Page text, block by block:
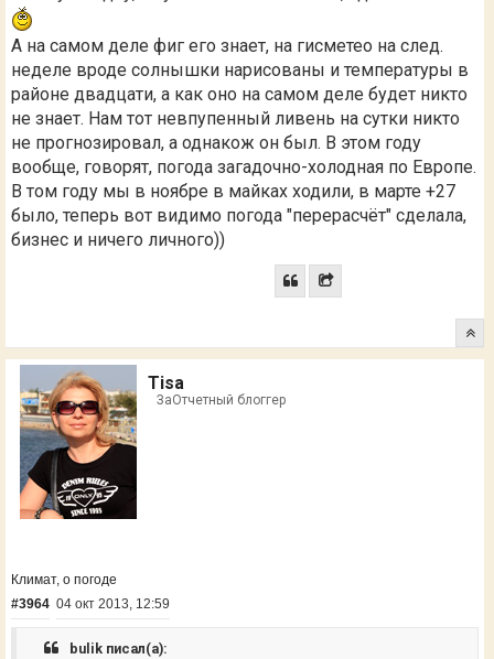
А на самом деле фиг его знает, на гисметео на след.
неделе вроде солнышки нарисованы и температуры в
районе двадцати, а как оно на самом деле будет никто
не знает. Нам тот невпупенный ливень на сутки никто
не прогнозировал, а однакож он был. В этом году
вообще, говорят, погода загадочно-холодная по Европе.
В том году мы в ноябре в майках ходили, в марте +27
было, теперь вот видимо погода "перерасчёт" сделала,
бизнес и ничего личного))
Tisa
ЗаОтчетный блоггер
Климат, о погоде
#3964 04 окт 2013, 12:59
bulik писал(а):